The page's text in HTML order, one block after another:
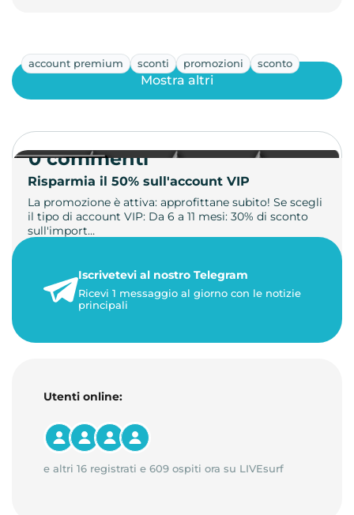
account premium sconti promozioni sconto
Risparmia il 50% sull'account VIP
La promozione è attiva: approfittane subito! Se scegli
il tipo di account VIP: Da 6 a 11 mesi: 30% di sconto
sull'import…
1 minuto di lettura
Mostra altri
0 commenti
Iscrivetevi al nostro Telegram
Ricevi 1 messaggio al giorno con le notizie
principali
Utenti online:
e altri 16 registrati e 609 ospiti ora su LIVEsurf